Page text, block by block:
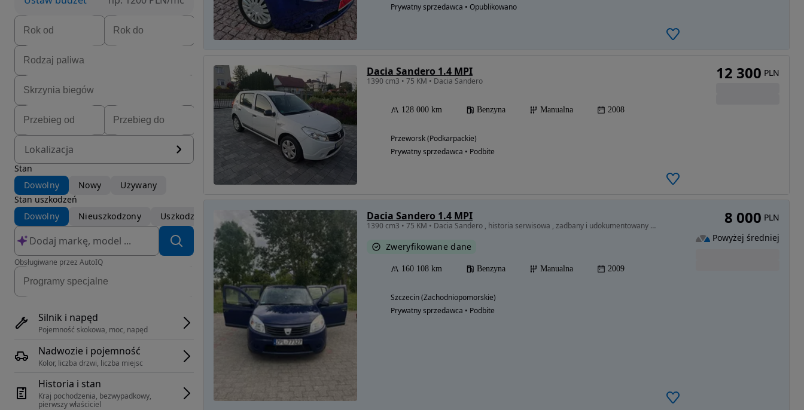
Lokalizacja
Stan
Dowolny
Nowy
Używany
Stan uszkodzeń
Dowolny
Nieuszkodzony Uszkodzony
Obsługiwane przez AutoIQ
Silnik i napęd
Pojemność skokowa, moc, napęd
Nadwozie i pojemność
Kolor, liczba drzwi, liczba miejsc
Historia i stan
Kraj pochodzenia, bezwypadkowy,
pierwszy właściciel
Prywatny sprzedawca • Opublikowano
Dacia Sandero 1.4 MPI
1390 cm3 • 75 KM • Dacia Sandero
128 000 km Benzyna Manualna 2008
Przeworsk (Podkarpackie)
Prywatny sprzedawca • Podbite
12 300 PLN
Dacia Sandero 1.4 MPI
1390 cm3 • 75 KM • Dacia Sandero , historia serwisowa , zadbany i udokumentowany przebieg
Zweryfikowane dane
160 108 km Benzyna Manualna 2009
Szczecin (Zachodniopomorskie)
Prywatny sprzedawca • Podbite
8 000 PLN
Powyżej średniej